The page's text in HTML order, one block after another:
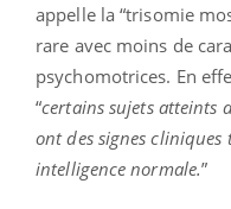
appelle la “trisomie
rare avec moins de
psychomotrices. En
“certains sujets atteints
ont des signes
intelligence normale.”